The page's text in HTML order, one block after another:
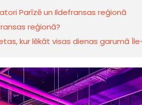
Parīzē un Ildefransas reģionā
reģionā?
kur lēkāt visas dienas garumā